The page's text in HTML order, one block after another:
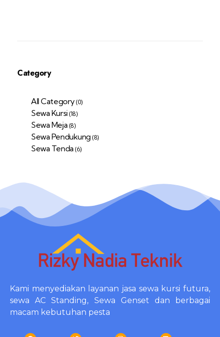
Category
All Category (0)
Sewa Kursi (18)
Sewa Meja (8)
Sewa Pendukung (8)
Sewa Tenda (6)
Kami menyediakan layanan jasa sewa kursi futura,
sewa AC Standing, Sewa Genset dan berbagai
macam kebutuhan pesta